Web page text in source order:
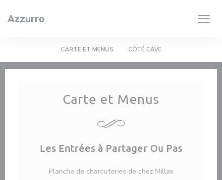
Azzurro
Carte et Menus
Les Entrées à Partager Ou Pas
Planche de charcuteries de chez Millas
CARTE ET MENUS CÔTÉ CAVE